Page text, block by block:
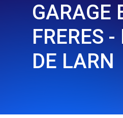
GARAGE
FRERES
DE LARN